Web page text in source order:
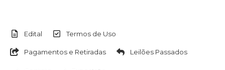
Edital Termos de Uso
Pagamentos e Retiradas Leilões Passados